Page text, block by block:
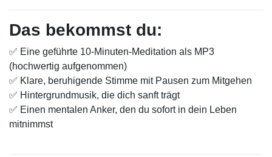
Das bekommst du:
✅ Eine geführte 10-Minuten-Meditation als MP3
(hochwertig aufgenommen)
✅ Klare, beruhigende Stimme mit Pausen zum Mitgehen
✅ Hintergrundmusik, die dich sanft trägt
✅ Einen mentalen Anker, den du sofort in dein Leben
mitnimmst